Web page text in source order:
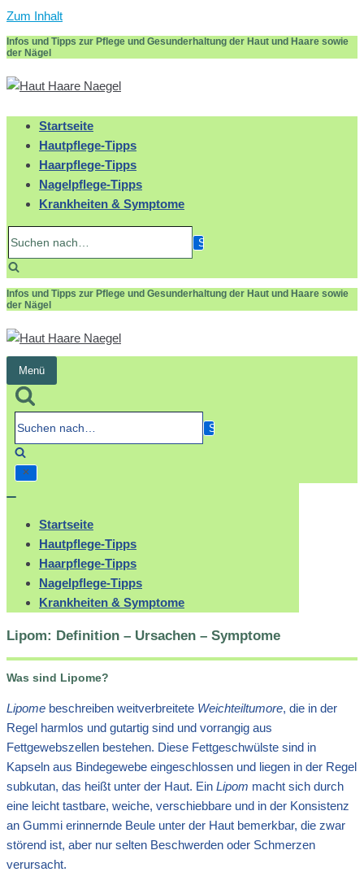
Zum Inhalt
Infos und Tipps zur Pflege und Gesunderhaltung der Haut und Haare sowie
der Nägel
Startseite
Hautpflege-Tipps
Haarpflege-Tipps
Nagelpflege-Tipps
Krankheiten & Symptome
Infos und Tipps zur Pflege und Gesunderhaltung der Haut und Haare sowie
der Nägel
Menü
Navigation
umschalten
Startseite
Hautpflege-Tipps
Haarpflege-Tipps
Nagelpflege-Tipps
Krankheiten & Symptome
Lipom: Definition – Ursachen – Symptome
Was sind Lipome?
Lipome beschreiben weitverbreitete Weichteiltumore, die in der
Regel harmlos und gutartig sind und vorrangig aus
Fettgewebszellen bestehen. Diese Fettgeschwülste sind in
Kapseln aus Bindegewebe eingeschlossen und liegen in der Regel
subkutan, das heißt unter der Haut. Ein Lipom macht sich durch
eine leicht tastbare, weiche, verschiebbare und in der Konsistenz
an Gummi erinnernde Beule unter der Haut bemerkbar, die zwar
störend ist, aber nur selten Beschwerden oder Schmerzen
verursacht.